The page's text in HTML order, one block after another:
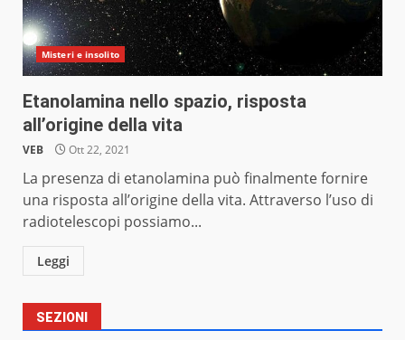
Misteri e insolito
Etanolamina nello spazio, risposta
all’origine della vita
VEB Ott 22, 2021
La presenza di etanolamina può finalmente fornire
una risposta all’origine della vita. Attraverso l’uso di
radiotelescopi possiamo...
Leggi
SEZIONI